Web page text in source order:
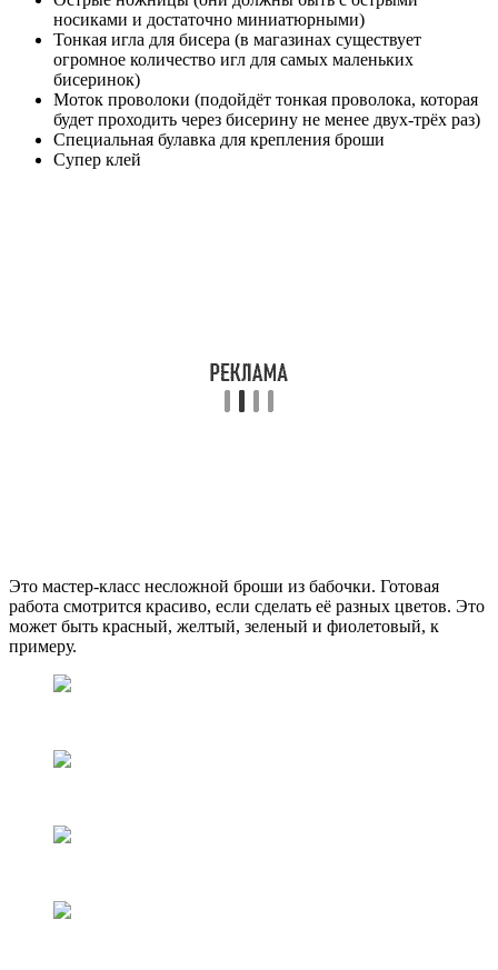
носиками и достаточно миниатюрными)
Тонкая игла для бисера (в магазинах существует
огромное количество игл для самых маленьких
бисеринок)
Моток проволоки (подойдёт тонкая проволока, которая
будет проходить через бисерину не менее двух-трёх раз)
Специальная булавка для крепления броши
Супер клей
Это мастер-класс несложной броши из бабочки. Готовая
работа смотрится красиво, если сделать её разных цветов. Это
может быть красный, желтый, зеленый и фиолетовый, к
примеру.